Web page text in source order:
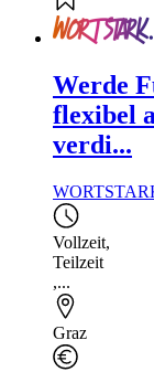
Werde
flexibel
verdi...
Vollzeit,
Teilzeit
,...
Graz